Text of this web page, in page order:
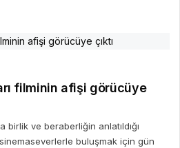
filminin afişi görücüye
birlik ve beraberliğin anlatıldığı
buluşmak için gün